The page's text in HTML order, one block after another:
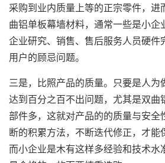
采购到业内质量上等的正宗零件，进
曲铝单板幕墙材料，通常一些是小企
企业研究、销售、售后服务人员硬件
用户的顾忌问题。
三是，比照产品的质量。只要是人为
达到百分之百不出问题，尤其是双曲
部件多，这就对产品的的质量与安全
断的积累方法，不断迭代修正，才能
而小企业是木有这样多经验和技术水